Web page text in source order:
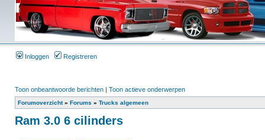
Inloggen Registreren
Toon onbeantwoorde berichten | Toon actieve onderwerpen
Forumoverzicht» Forums » Trucks algemeen
Ram 3.0 6 cilinders